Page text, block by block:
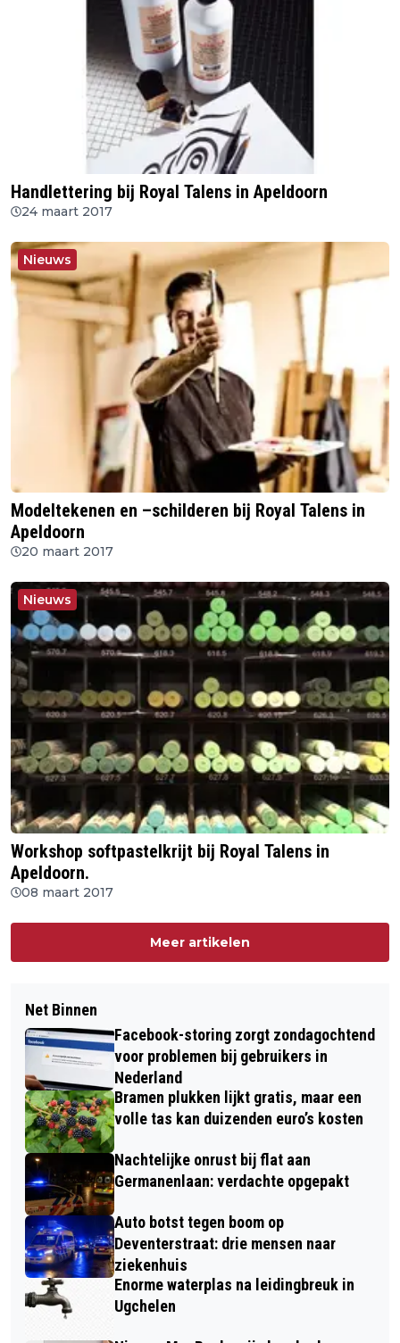
Handlettering bij Royal Talens in Apeldoorn
24 maart 2017
Nieuws
Modeltekenen en –schilderen bij Royal Talens in
Apeldoorn
20 maart 2017
Nieuws
Workshop softpastelkrijt bij Royal Talens in
Apeldoorn.
08 maart 2017
Meer artikelen
Net Binnen
Facebook-storing zorgt zondagochtend
voor problemen bij gebruikers in
Nederland
Bramen plukken lijkt gratis, maar een
volle tas kan duizenden euro’s kosten
Nachtelijke onrust bij flat aan
Germanenlaan: verdachte opgepakt
Auto botst tegen boom op
Deventerstraat: drie mensen naar
ziekenhuis
Enorme waterplas na leidingbreuk in
Ugchelen